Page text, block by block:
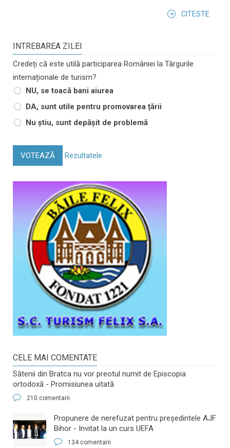
CITESTE
INTREBAREA ZILEI
Credeți că este utilă participarea României la Târgurile
internaționale de turism?
NU, se toacă bani aiurea
DA, sunt utile pentru promovarea țării
Nu știu, sunt depășit de problemă
VOTEAZĂ Rezultatele
CELE MAI COMENTATE
Sătenii din Bratca nu vor preotul numit de Episcopia
ortodoxă - Promisiunea uitată
210 comentarii
​Propunere de nerefuzat pentru preşedintele AJF
Bihor - Invitat la un curs UEFA
134 comentarii